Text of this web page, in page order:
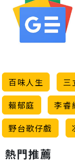
百味人生 三
賴郁庭
李睿
野台歌仔戲
熱門推薦